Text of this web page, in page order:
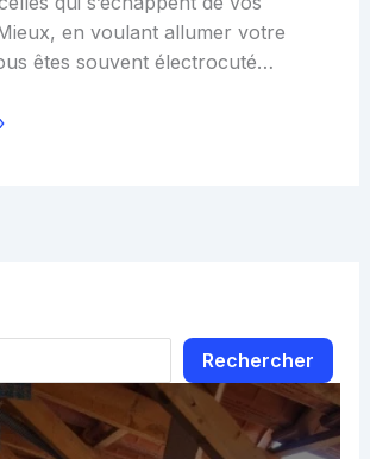
en voulant allumer votre
êtes souvent électrocuté…
Rechercher